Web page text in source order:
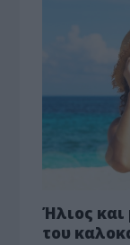
Ήλιος και
του